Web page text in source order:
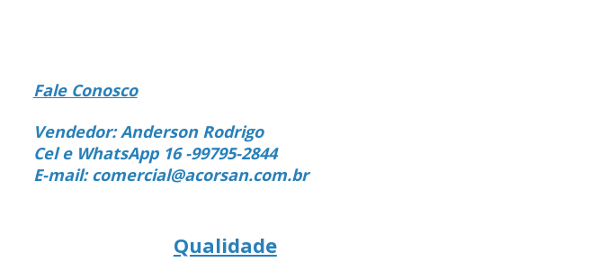
Fale Conosco
Vendedor: Anderson Rodrigo
Cel e WhatsApp 16 -99795-2844
E-mail: comercial@acorsan.com.br
Qualidade